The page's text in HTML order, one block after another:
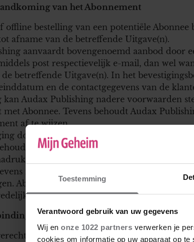
Toestemming
Verantwoord gebruik van uw gegevens
Wij en onze 1022 partners verwerken je
cookies om informatie op uw apparaat op
van het Abonnement
offline bestelling van een potentiële
afname van de betreffende Uitgave(n).
aanvaardt bovengenoemd aanbod door
post respectievelijk e-mail, dan wel
betreffende Uitgave(n). In het
en de contactgegevens van de
Audax Publishing nadere voorwaarden
met Abonnee. Tevens behoudt Audax
af te wijzen.
door Audax Publishing tot het doen van
van beschikbaarheid.
verplicht om bij de bestelling van
in te vullen waarop Abonnee bereikbaar
Abonnee dient enige wijzigingen en/of
termijn aan Audax Publishing door te
en herroeping
om een Abonnement binnen een